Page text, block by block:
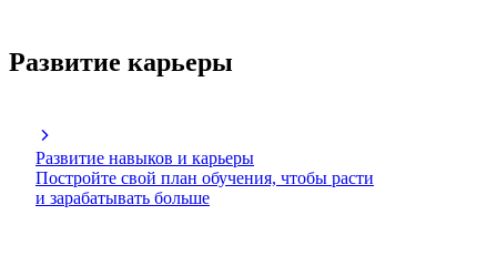
Развитие карьеры
Развитие навыков и карьеры
Постройте свой план обучения, чтобы расти
и зарабатывать больше